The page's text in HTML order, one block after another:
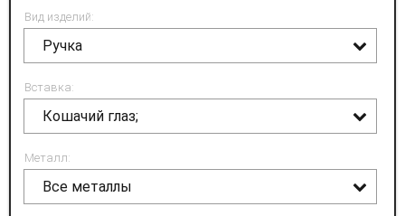
Вид изделий:
Ручка
Вставка:
Кошачий глаз;
Металл:
Все металлы